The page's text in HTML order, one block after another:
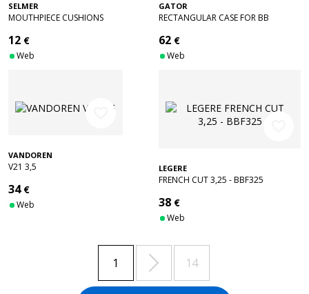
SELMER
MOUTHPIECE CUSHIONS
12 €
Web
GATOR
RECTANGULAR CASE FOR BB
62 €
Web
VANDOREN
V21 3,5
34€
Web
LEGERE
FRENCH CUT 3,25 - BBF325
38 €
Web
1 14
